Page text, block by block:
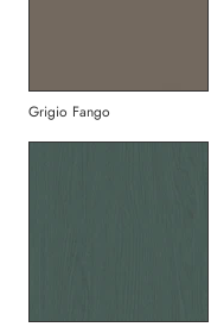
Grigio Fango